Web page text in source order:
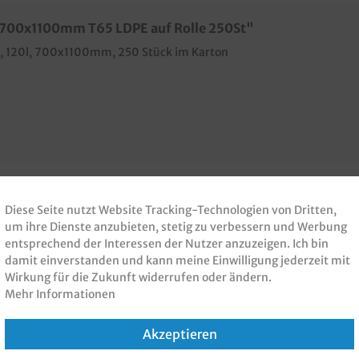
T65 LDPE auf Rolle 250St"
120l, 700x1100mm, 250 Stück im Karton
GEKAUFT
Diese Seite nutzt Website Tracking-Technologien von Dritten,
um ihre Dienste anzubieten, stetig zu verbessern und Werbung
entsprechend der Interessen der Nutzer anzuzeigen. Ich bin
damit einverstanden und kann meine Einwilligung jederzeit mit
Wirkung für die Zukunft widerrufen oder ändern.
Mehr Informationen
Akzeptieren